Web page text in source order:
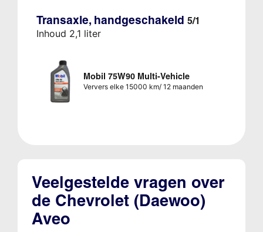
Transaxle, handgeschakeld 5/1
Inhoud 2,1 liter
Mobil 75W90 Multi-Vehicle
Ververs elke 15000 km/ 12 maanden
Veelgestelde vragen over
de Chevrolet (Daewoo)
Aveo